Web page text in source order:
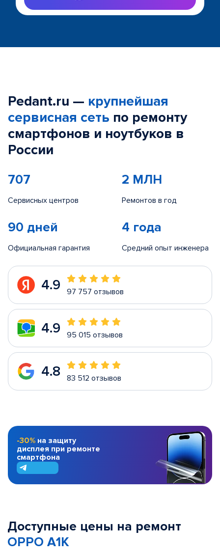
Pedant.ru — крупнейшая
сервисная сеть по ремонту
смартфонов и ноутбуков в
России
707
Сервисных центров
2 МЛН
Ремонтов в год
90 дней
Официальная гарантия
4 года
Средний опыт инженера
4.9 97 757 отзывов
4.9 95 015 отзывов
4.8 83 512 отзывов
-30% на защиту
дисплея при ремонте
смартфона
Доступные цены на ремонт
OPPO A1K